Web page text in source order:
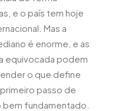
e o país tem hoje
Mas a
é enorme, e as
equivocada podem
o que define
passo de
fundamentado.